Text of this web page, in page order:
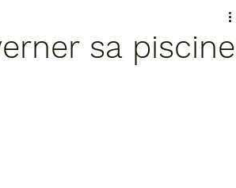
sa piscine